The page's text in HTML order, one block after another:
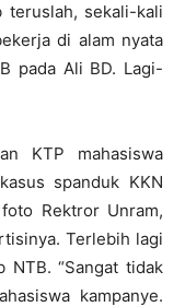
teruslah, sekali-kali
di alam nyata
pada Ali BD. Lagi-
KTP mahasiswa
spanduk KKN
Rektror Unram,
Terlebih lagi
“Sangat tidak
kampanye.